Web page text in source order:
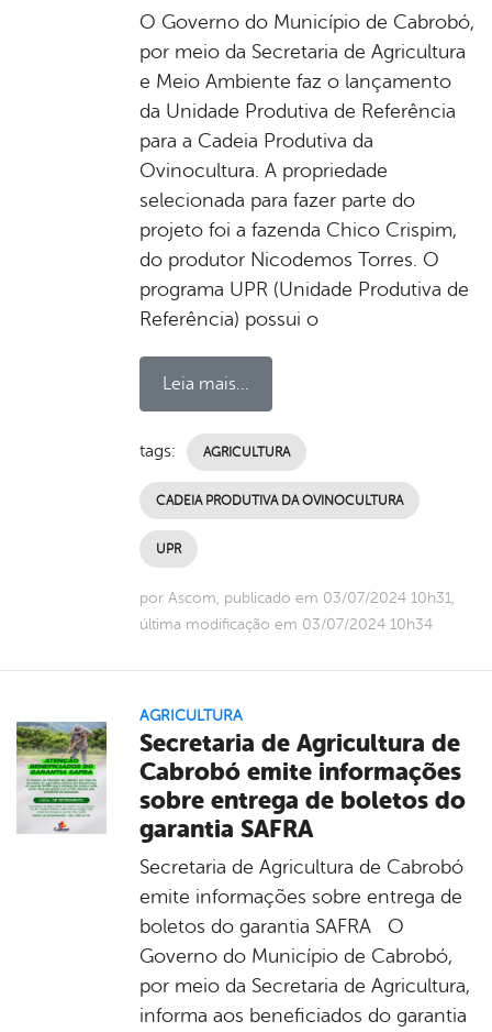
O Governo do Município de Cabrobó,
por meio da Secretaria de Agricultura
e Meio Ambiente faz o lançamento
da Unidade Produtiva de Referência
para a Cadeia Produtiva da
Ovinocultura. A propriedade
selecionada para fazer parte do
projeto foi a fazenda Chico Crispim,
do produtor Nicodemos Torres. O
programa UPR (Unidade Produtiva de
Referência) possui o
Leia mais...
tags: AGRICULTURA
CADEIA PRODUTIVA DA OVINOCULTURA
UPR
por Ascom, publicado em 03/07/2024 10h31,
última modificação em 03/07/2024 10h34
AGRICULTURA
Secretaria de Agricultura de
Cabrobó emite informações
sobre entrega de boletos do
garantia SAFRA
Secretaria de Agricultura de Cabrobó
emite informações sobre entrega de
boletos do garantia SAFRA O
Governo do Município de Cabrobó,
por meio da Secretaria de Agricultura,
informa aos beneficiados do garantia